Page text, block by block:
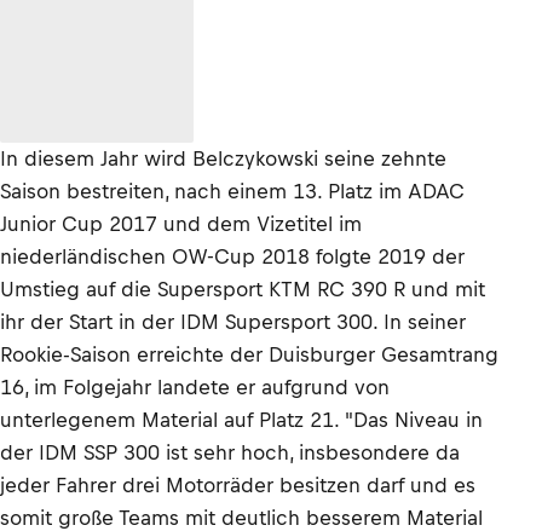
In diesem Jahr wird Belczykowski seine zehnte
Saison bestreiten, nach einem 13. Platz im ADAC
Junior Cup 2017 und dem Vizetitel im
niederländischen OW-Cup 2018 folgte 2019 der
Umstieg auf die Supersport KTM RC 390 R und mit
ihr der Start in der IDM Supersport 300. In seiner
Rookie-Saison erreichte der Duisburger Gesamtrang
16, im Folgejahr landete er aufgrund von
unterlegenem Material auf Platz 21. "Das Niveau in
der IDM SSP 300 ist sehr hoch, insbesondere da
jeder Fahrer drei Motorräder besitzen darf und es
somit große Teams mit deutlich besserem Material